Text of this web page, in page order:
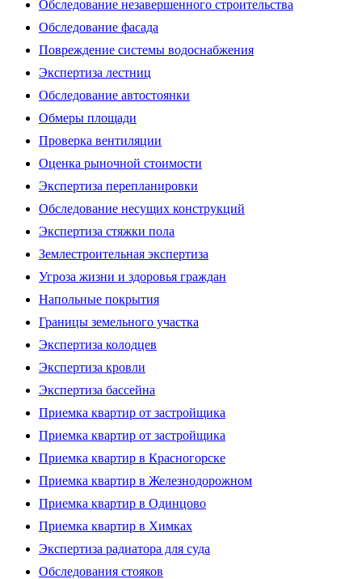
Обследование незавершенного строительства
Обследование фасада
Повреждение системы водоснабжения
Экспертиза лестниц
Обследование автостоянки
Обмеры площади
Проверка вентиляции
Оценка рыночной стоимости
Экспертиза перепланировки
Обследование несущих конструкций
Экспертиза стяжки пола
Землестроительная экспертиза
Угроза жизни и здоровья граждан
Напольные покрытия
Границы земельного участка
Экспертиза колодцев
Экспертиза кровли
Экспертиза бассейна
Приемка квартир от застройщика
Приемка квартир от застройщика
Приемка квартир в Красногорске
Приемка квартир в Железнодорожном
Приемка квартир в Одинцово
Приемка квартир в Химках
Экспертиза радиатора для суда
Обследования стояков